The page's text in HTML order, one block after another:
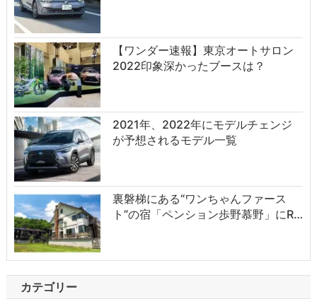
【ワンダー速報】東京オートサロン
2022印象深かったブースは？
2021年、2022年にモデルチェンジ
が予想されるモデル一覧
裏磐梯にある“ワンちゃんファース
ト”の宿「ペンション歩野慕野」にR…
カテゴリー